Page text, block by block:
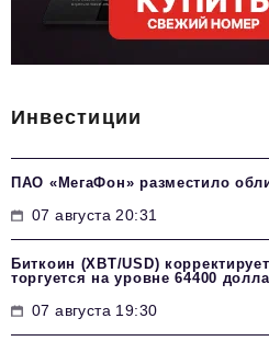
Инвестиции
ПАО «МегаФон» разместило
07 августа 20:31
Биткоин (XBT/USD)
торгуется на уровне 64400
07 августа 19:30